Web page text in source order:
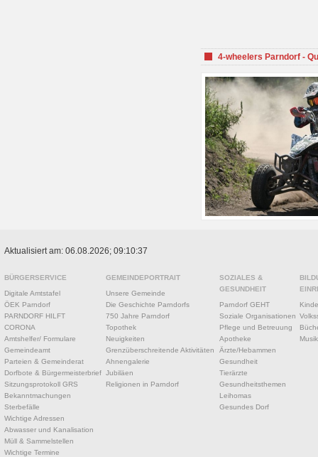
4-wheelers Parndorf -
Aktualisiert am: 06.08.2026; 09:10:37
BÜRGERSERVICE
Digitale Amtstafel
ÖEK Parndorf
PARNDORF HILFT
CORONA
Amtshelfer/ Formulare
Gemeindeamt
Parteien & Gemeinderat
Dorfbote & Bürgermeisterbrief
Sitzungsprotokoll GRS
Bekanntmachungen
Sterbefälle
Wichtige Adressen
Abwasser und Kanalisation
Müll & Sammelstellen
Wichtige Termine
GEMEINDEPORTRAIT
Unsere Gemeinde
Die Geschichte Parndorfs
750 Jahre Parndorf
Topothek
Neuigkeiten
Grenzüberschreitende Aktivitäten
Ahnengalerie
Jubiläen
Religionen in Parndorf
SOZIALES &
GESUNDHEIT
Parndorf GEHT
Soziale Organisationen
Pflege und Betreuung
Apotheke
Ärzte/Hebammen
Gesundheit
Tierärzte
Gesundheitsthemen
Leihomas
Gesundes Dorf